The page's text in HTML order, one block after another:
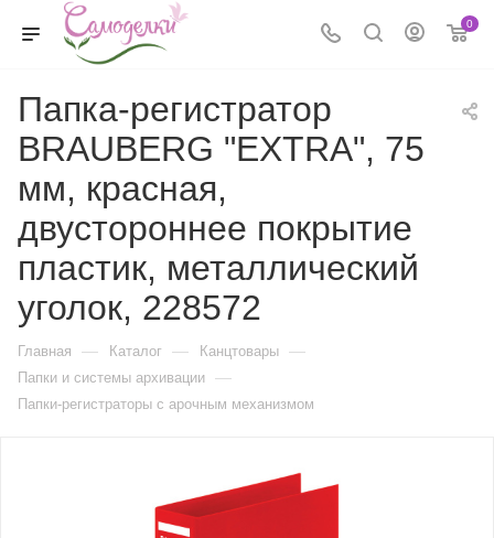
0
Папка-регистратор
BRAUBERG "EXTRA", 75
мм, красная,
двустороннее покрытие
пластик, металлический
уголок, 228572
Главная — Каталог — Канцтовары —
Папки и системы архивации —
Папки-регистраторы с арочным механизмом